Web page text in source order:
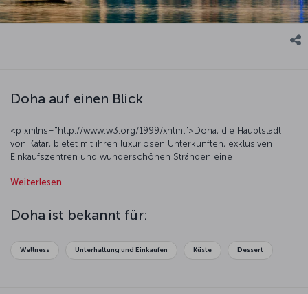
Doha auf einen Blick
<p xmlns="http://www.w3.org/1999/xhtml">Doha, die Hauptstadt
von Katar, bietet mit ihren luxuriösen Unterkünften, exklusiven
Einkaufszentren und wunderschönen Stränden eine
xmlns="http://www.w3.org/1999/xhtml">Doha ist ein wichtiges
moderne Stadtplanung aus. Mit exklusiven Restaurants,
erstklassigen Einrichtungen und exklusiven Einkaufszentren ist die
Urlaub Luxus genießen möchten.</p>
Weiterlesen
Doha ist bekannt für:
Wellness Unterhaltung und Einkaufen Küste Dessert